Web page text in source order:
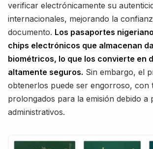
verificar electrónicamente su
internacionales, mejorando la
documento. Los pasaportes
chips electrónicos que almacenan
biométricos, lo que los convierte en
altamente seguros. Sin embargo, el
obtenerlos puede ser engorroso, con
prolongados para la emisión debido a
administrativos.